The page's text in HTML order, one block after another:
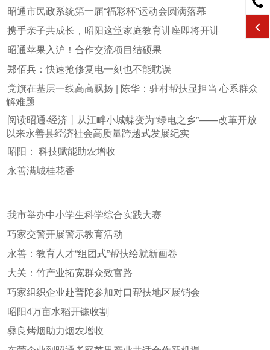
昭通市民政系统第一届“福彩杯”运动会圆满落幕
携手亲子共成长，昭阳这堂家庭教育讲座即将开讲
昭通苹果入沪！合作交流项目结硕果
郑佰兵：快速抢修复电一刻也不能耽误
党旗在基层一线高高飘扬 | 陈华：驻村帮扶显担当 心系群众
解难题
阅读昭通·经济丨从江畔小城蝶变为“绿电之乡”——改革开放
以来永善县经济社会高质量跨越式发展纪实
昭阳： 科技赋能助农增收
永善满城桂花香
我市举办中小学生科学综合实践大赛
巧家交警开展警示教育活动
永善：教育人才“组团式”帮扶绘就新画卷
大关：竹产业拓宽群众致富路
巧家组织企业赴普陀参加对口帮扶地区展销会
昭阳4万亩水稻开镰收割
彝良烤烟助力烟农增收